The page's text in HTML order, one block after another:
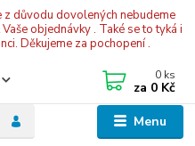
z důvodu dovolených nebudeme
objednávky . Také se to tyká i
Děkujeme za pochopení .
Menu
0 ks
za 0 Kč